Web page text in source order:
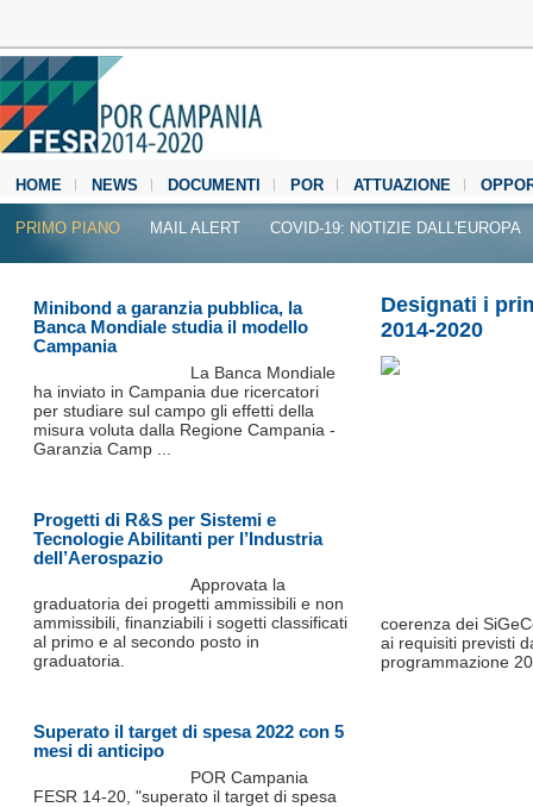
HOME NEWS DOCUMENTI POR ATTUAZIONE
MEDIA CENTER
PRIMO PIANO MAIL ALERT COVID-19: NOTIZIE DALL'EUROPA
Designati i
2014-2020
coerenza dei
ai requisiti previsti
programmazione
Minibond a garanzia pubblica, la
Banca Mondiale studia il modello
Campania
La Banca Mondiale
ha inviato in Campania due ricercatori
per studiare sul campo gli effetti della
misura voluta dalla Regione Campania -
Garanzia Camp ...
Progetti di R&S per Sistemi e
Tecnologie Abilitanti per l’Industria
dell’Aerospazio
Approvata la
graduatoria dei progetti ammissibili e non
ammissibili, finanziabili i sogetti classificati
al primo e al secondo posto in
graduatoria.
Superato il target di spesa 2022 con 5
mesi di anticipo
POR Campania
FESR 14-20, "superato il target di spesa